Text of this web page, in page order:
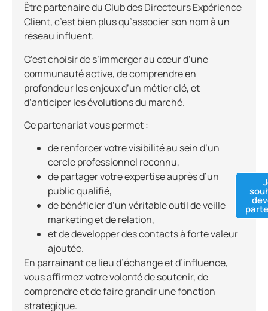
Être partenaire du Club des Directeurs Expérience
Client, c’est bien plus qu’associer son nom à un
réseau influent.
C’est choisir de s’immerger au cœur d’une
communauté active, de comprendre en
profondeur les enjeux d’un métier clé, et
d’anticiper les évolutions du marché.
Ce partenariat vous permet :
de renforcer votre visibilité au sein d’un
cercle professionnel reconnu,
de partager votre expertise auprès d’un
public qualifié,
de bénéficier d’un véritable outil de veille
marketing et de relation,
et de développer des contacts à forte valeur
ajoutée.
En parrainant ce lieu d’échange et d’influence,
vous affirmez votre volonté de soutenir, de
comprendre et de faire grandir une fonction
stratégique.